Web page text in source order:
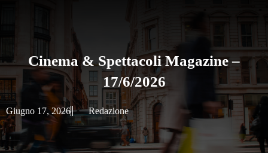
Cinema & Spettacoli Magazine –
17/6/2026
Giugno 17, 2026 Redazione